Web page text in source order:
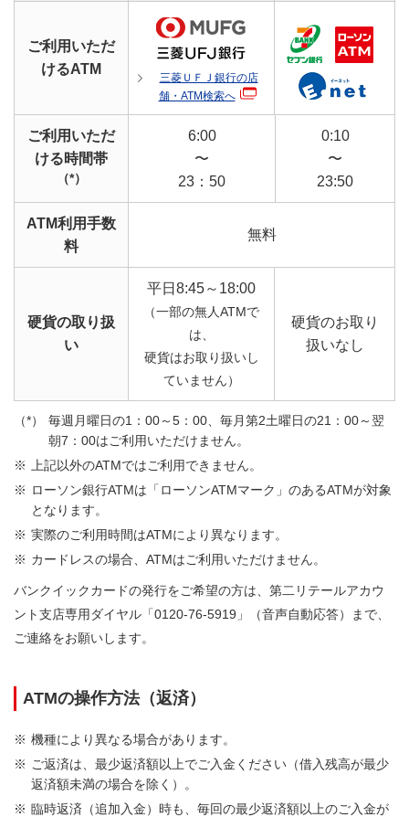
ご利用いただ
けるATM
三菱ＵＦＪ銀行の店
舗・ATM検索へ
ご利用いただ
ける時間帯
（*）
6:00
〜
23：50
0:10
〜
23:50
ATM利用手数
料
無料
硬貨の取り扱
い
平日8:45～18:00
（一部の無人ATMで
は、
硬貨はお取り扱いし
ていません）
硬貨のお取り
扱いなし
毎週月曜日の1：00～5：00、毎月第2土曜日の21：00～翌
朝7：00はご利用いただけません。
上記以外のATMではご利用できません。
ローソン銀行ATMは「ローソンATMマーク」のあるATMが対象
となります。
実際のご利用時間はATMにより異なります。
カードレスの場合、ATMはご利用いただけません。
バンクイックカードの発行をご希望の方は、第二リテールアカウ
ント支店専用ダイヤル「0120-76-5919」（音声自動応答）まで、
ご連絡をお願いします。
ATMの操作方法（返済）
機種により異なる場合があります。
ご返済は、最少返済額以上でご入金ください（借入残高が最少
返済額未満の場合を除く）。
臨時返済（追加入金）時も、毎回の最少返済額以上のご入金が